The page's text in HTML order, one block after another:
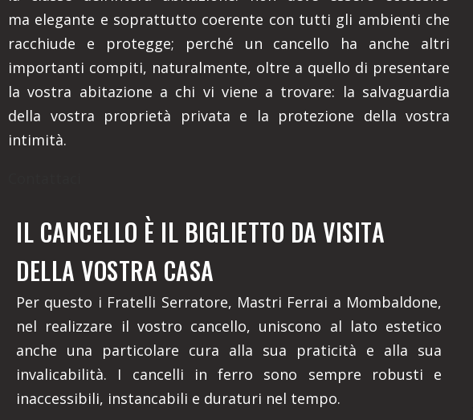
ma elegante e soprattutto coerente con tutti gli ambienti che
racchiude e protegge; perché un cancello ha anche altri
importanti compiti, naturalmente, oltre a quello di presentare
la vostra abitazione a chi vi viene a trovare: la salvaguardia
della vostra proprietà privata e la protezione della vostra
intimità.
IL CANCELLO È IL BIGLIETTO DA VISITA
DELLA VOSTRA CASA
Per questo i Fratelli Serratore, Mastri Ferrai a Mombaldone,
nel realizzare il vostro cancello, uniscono al lato estetico
anche una particolare cura alla sua praticità e alla sua
invalicabilità. I cancelli in ferro sono sempre robusti e
inaccessibili, instancabili e duraturi nel tempo.